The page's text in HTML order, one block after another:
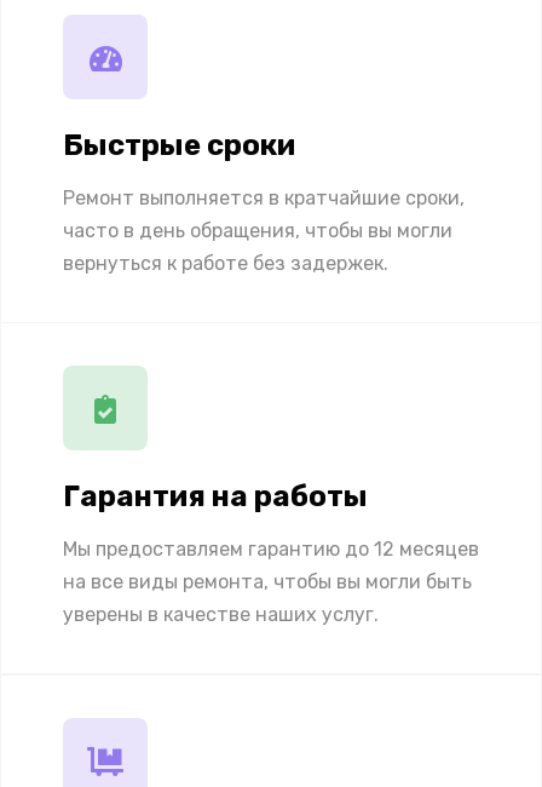
Быстрые сроки
Ремонт выполняется в кратчайшие сроки,
часто в день обращения, чтобы вы могли
вернуться к работе без задержек.
Гарантия на работы
Мы предоставляем гарантию до 12 месяцев
на все виды ремонта, чтобы вы могли быть
уверены в качестве наших услуг.